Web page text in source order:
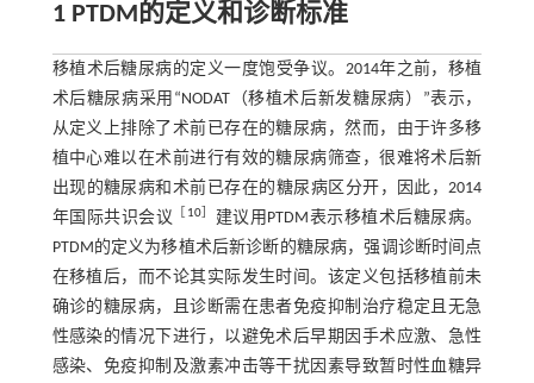
1 PTDM的定义和诊断标准
移植术后糖尿病的定义一度饱受争议。2014年之前，移植
术后糖尿病采用“NODAT（移植术后新发糖尿病）”表示，
从定义上排除了术前已存在的糖尿病，然而，由于许多移
植中心难以在术前进行有效的糖尿病筛查，很难将术后新
出现的糖尿病和术前已存在的糖尿病区分开，因此，2014
年国际共识会议
10］
建议用PTDM表示移植术后糖尿病。
PTDM的定义为移植术后新诊断的糖尿病，强调诊断时间点
在移植后，而不论其实际发生时间。该定义包括移植前未
确诊的糖尿病，且诊断需在患者免疫抑制治疗稳定且无急
性感染的情况下进行，以避免术后早期因手术应激、急性
感染、免疫抑制及激素冲击等干扰因素导致暂时性血糖异